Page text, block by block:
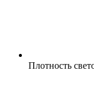
Плотность